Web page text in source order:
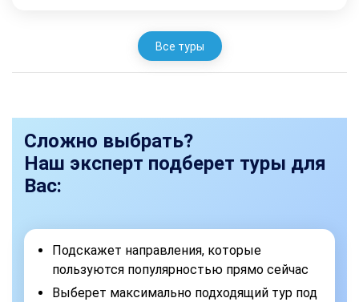
Все туры
Сложно выбрать?
Наш эксперт подберет туры для
Вас:
Подскажет направления, которые
пользуются популярностью прямо сейчас
Выберет максимально подходящий тур под